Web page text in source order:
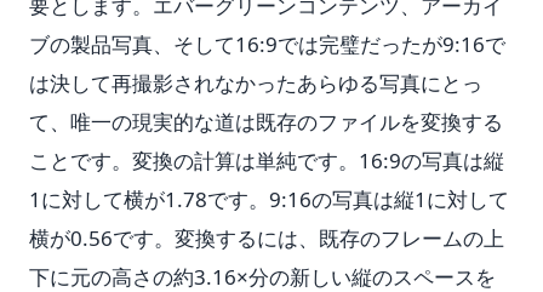
ブの製品写真、そして16:9では完璧だったが9:16で
は決して再撮影されなかったあらゆる写真にとっ
て、唯一の現実的な道は既存のファイルを変換する
ことです。変換の計算は単純です。16:9の写真は縦
1に対して横が1.78です。9:16の写真は縦1に対して
横が0.56です。変換するには、既存のフレームの上
下に元の高さの約3.16×分の新しい縦のスペースを